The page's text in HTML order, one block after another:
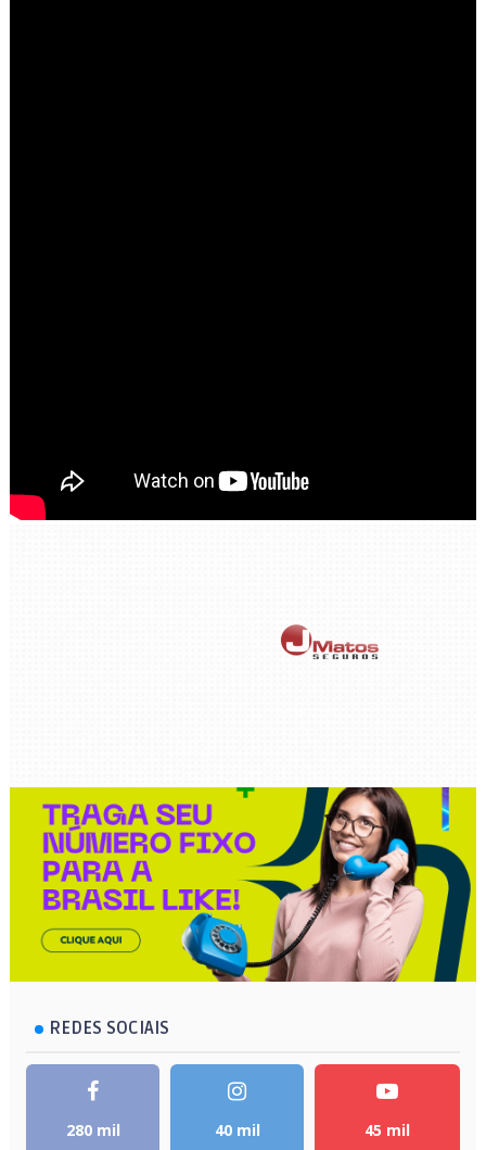
REDES SOCIAIS
280 mil 40 mil 45 mil